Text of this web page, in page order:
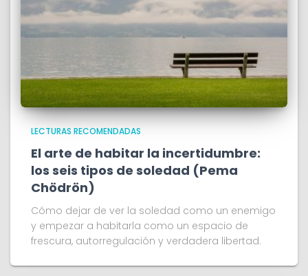
LECTURAS RECOMENDADAS
El arte de habitar la incertidumbre:
los seis tipos de soledad (Pema
Chödrön)
Cómo dejar de ver la soledad como un enemigo
y empezar a habitarla como un espacio de
frescura, autorregulación y verdadera libertad.